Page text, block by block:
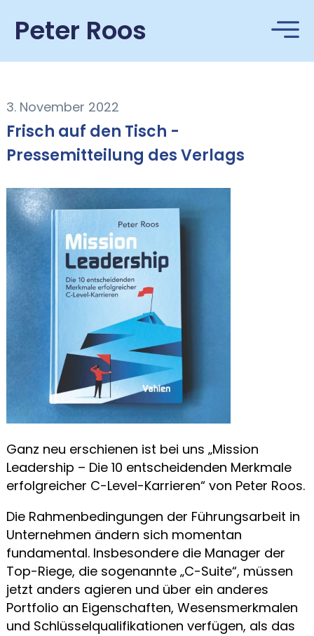
Peter Roos
3. November 2022
Frisch auf den Tisch -
Pressemitteilung des Verlags
Ganz neu erschienen ist bei uns „Mission
Leadership – Die 10 entscheidenden Merkmale
erfolgreicher C-Level-Karrieren“ von Peter Roos.
Die Rahmenbedingungen der Führungsarbeit in
Unternehmen ändern sich momentan
fundamental. Insbesondere die Manager der
Top-Riege, die sogenannte „C-Suite“, müssen
jetzt anders agieren und über ein anderes
Portfolio an Eigenschaften, Wesensmerkmalen
und Schlüsselqualifikationen verfügen, als das